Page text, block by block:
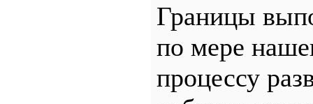
Границы
по мере
процессу